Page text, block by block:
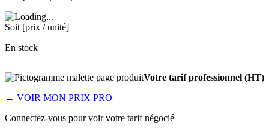
Soit [prix / unité]
En stock
Votre tarif professionnel (HT)
→ VOIR MON PRIX PRO
Connectez-vous pour voir votre tarif négocié